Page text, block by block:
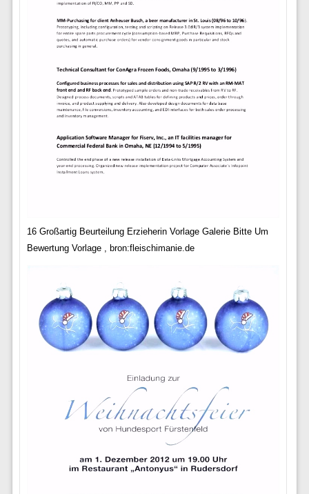
16 Großartig Beurteilung Erzieherin Vorlage Galerie Bitte Um
Bewertung Vorlage , bron:fleischimanie.de